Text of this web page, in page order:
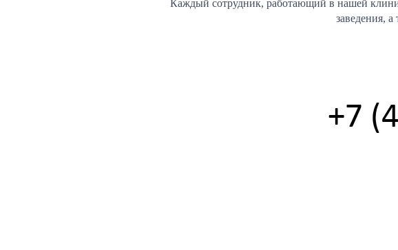
Каждый сотрудник, работающий в нашей
заведения,